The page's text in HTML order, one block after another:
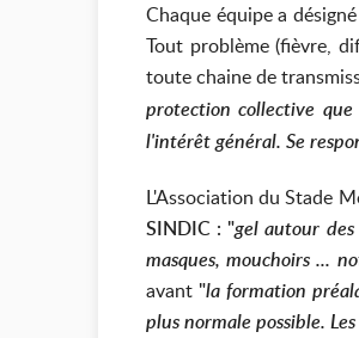
Chaque équipe a
Tout problème (fièvre,
toute chaine de
protection collective
l'intérêt général. Se
L'Association du Stade
SINDIC : "gel autour
masques, mouchoirs ...
avant "la formation
plus normale possible.